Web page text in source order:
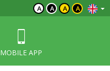
A A A A
MOBILE APP